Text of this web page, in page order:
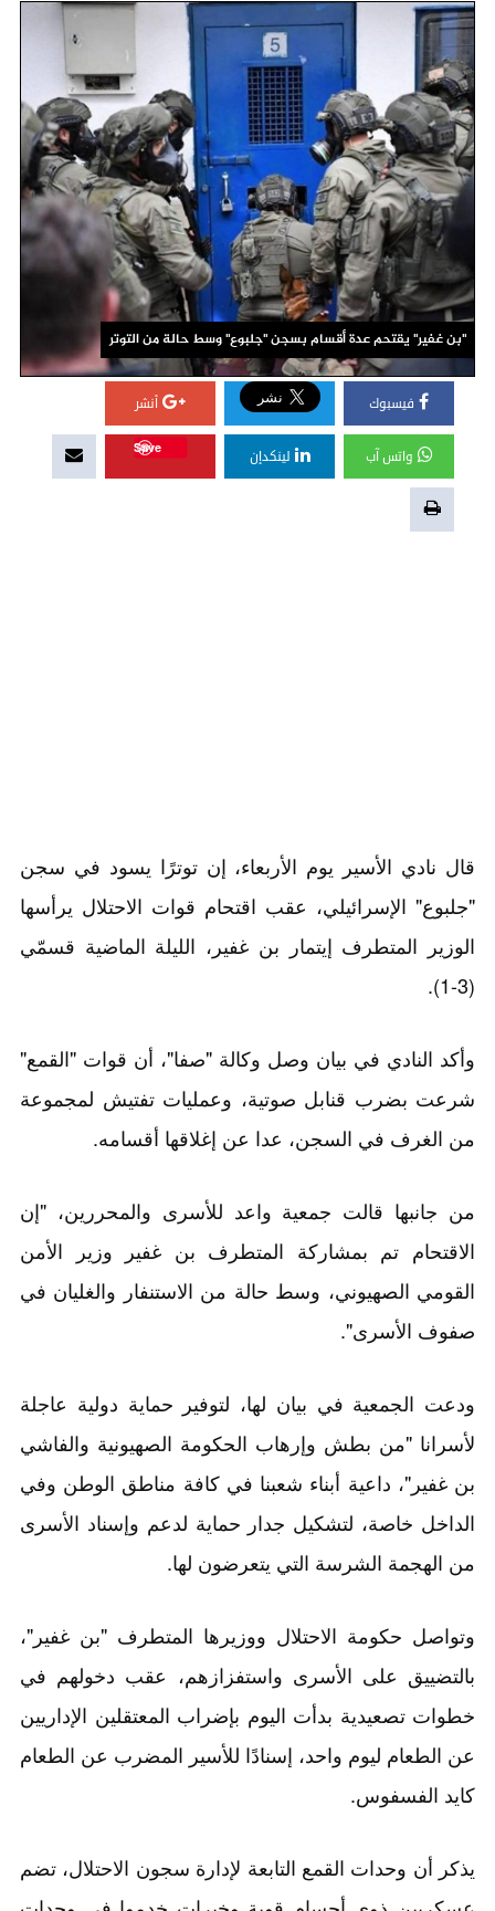
"بن غفير" يقتحم عدة أقسام بسجن "جلبوع" وسط حالة من التوتر
فيسبوك أنشر
واتس آب لينكدإن
Save
قال نادي الأسير يوم الأربعاء، إن توترًا يسود في سجن
"جلبوع" الإسرائيلي، عقب اقتحام قوات الاحتلال يرأسها
الوزير المتطرف إيتمار بن غفير، الليلة الماضية قسمّي
(3-1).
وأكد النادي في بيان وصل وكالة "صفا"، أن قوات "القمع"
شرعت بضرب قنابل صوتية، وعمليات تفتيش لمجموعة
من الغرف في السجن، عدا عن إغلاقها أقسامه.
من جانبها قالت جمعية واعد للأسرى والمحررين، "إن
الاقتحام تم بمشاركة المتطرف بن غفير وزير الأمن
القومي الصهيوني، وسط حالة من الاستنفار والغليان في
صفوف الأسرى".
ودعت الجمعية في بيان لها، لتوفير حماية دولية عاجلة
لأسرانا "من بطش وإرهاب الحكومة الصهيونية والفاشي
بن غفير"، داعية أبناء شعبنا في كافة مناطق الوطن وفي
الداخل خاصة، لتشكيل جدار حماية لدعم وإسناد الأسرى
من الهجمة الشرسة التي يتعرضون لها.
وتواصل حكومة الاحتلال ووزيرها المتطرف "بن غفير"،
بالتضييق على الأسرى واستفزازهم، عقب دخولهم في
خطوات تصعيدية بدأت اليوم بإضراب المعتقلين الإداريين
عن الطعام ليوم واحد، إسنادًا للأسير المضرب عن الطعام
كايد الفسفوس.
يذكر أن وحدات القمع التابعة لإدارة سجون الاحتلال، تضم